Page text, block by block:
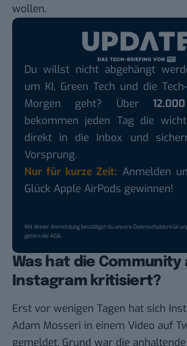
wollen.
Du willst nicht abgehängt
um KI, Green Tech und die
Morgen geht? Über
bekommen jeden Tag die
direkt in die Inbox und
Vorsprung.
Nur für kurze Zeit: Anmelden
Glück Apple AirPods gewinnen!
Mit deiner Anmeldung bestätigst du unsere
gelten dieAGB.
Was hat die Community
Instagram kritisiert?
Erst vor wenigen Tagen hat sich
Adam Mosseri in einem Video auf
gemeldet. Grund war die